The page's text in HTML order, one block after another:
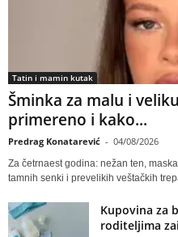
Tatin i mamin kutak
Šminka za malu i
primereno i kako...
Predrag Konatarević - 04/08/2026
Za četrnaest godina: nežan ten,
tamnih senki i prevelikih veštačkih
Kupovina za
roditeljima